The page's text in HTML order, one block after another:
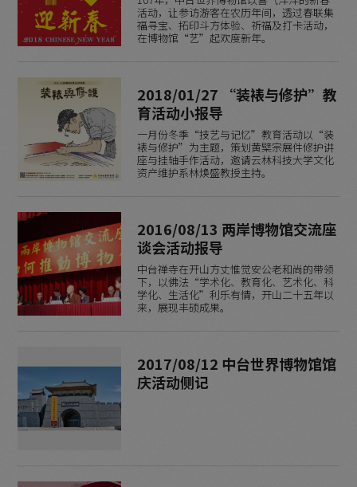
活动，让参访游客在农历年间，透过春联集
福寻宝、拓印斗方体验、祈福及打卡活动，
在博物馆“艺”起欢度新年。
2018/01/27 “装裱与修护”教
育活动小报导
一月份冬季“技艺与记忆”教育活动以“装
裱与修护”为主题，策划黄檗宗展件修护讲
座与挂轴手作活动，邀请云林科技大学文化
资产维护系林焕盛教授主持。
2016/08/13 两岸博物馆交流座
谈会活动报导
中台禅寺在开山方丈惟觉安公老和尚的带领
下，以佛法“学术化、教育化、艺术化、科
学化、生活化”利乐有情，开山二十五年以
来，展现丰硕成果。
2017/08/12 中台世界博物馆馆
庆活动侧记